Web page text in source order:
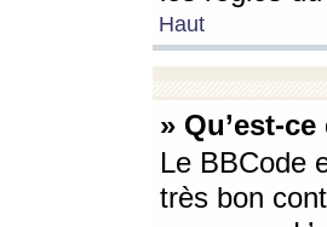
Haut
» Qu’est-
Le BBCode
très bon